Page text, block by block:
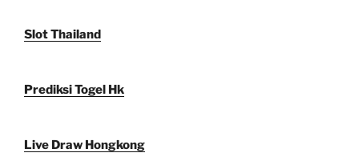
Slot Thailand
Prediksi Togel Hk
Live Draw Hongkong